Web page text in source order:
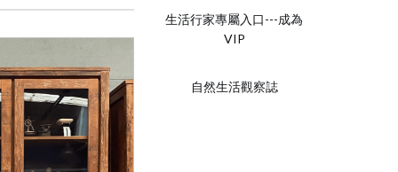
生活行家專屬入口---成為
VIP
自然生活觀察誌